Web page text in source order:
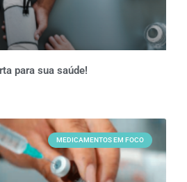
para sua saúde!
MEDICAMENTOS EM FOCO